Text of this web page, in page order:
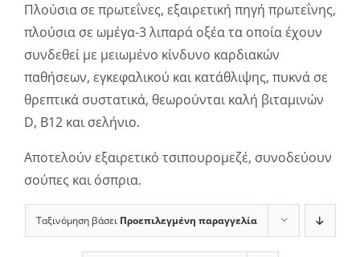
Πλούσια σε πρωτεΐνες, εξαιρετική πηγή πρωτεΐνης,
πλούσια σε ωμέγα-3 λιπαρά οξέα τα οποία έχουν
συνδεθεί με μειωμένο κίνδυνο καρδιακών
παθήσεων, εγκεφαλικού και κατάθλιψης, πυκνά σε
θρεπτικά συστατικά, θεωρούνται καλή βιταμινών
D, B12 και σελήνιο.
Αποτελούν εξαιρετικό τσιπουρομεζέ, συνοδεύουν
σούπες και όσπρια.
Ταξινόμηση βάσει Προεπιλεγμένη παραγγελία